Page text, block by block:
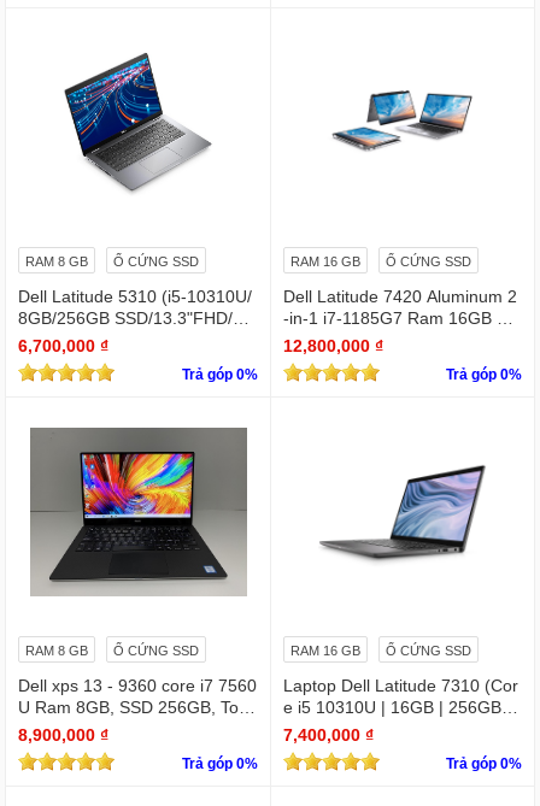
RAM 8 GB Ổ CỨNG SSD
Dell Latitude 5310 (i5-10310U/
8GB/256GB SSD/13.3"FHD/Wi
n11Pro)
6,700,000 ₫
Trả góp 0%
RAM 16 GB Ổ CỨNG SSD
Dell Latitude 7420 Aluminum 2
-in-1 i7-1185G7 Ram 16GB Ful
l HD TOUCH x360
12,800,000 ₫
Trả góp 0%
RAM 8 GB Ổ CỨNG SSD
Dell xps 13 - 9360 core i7 7560
U Ram 8GB, SSD 256GB, Touc
hscreen QHD (3200x1800)
8,900,000 ₫
Trả góp 0%
RAM 16 GB Ổ CỨNG SSD
Laptop Dell Latitude 7310 (Cor
e i5 10310U | 16GB | 256GB | I
ntel UHD | 13.3 FHD
7,400,000 ₫
Trả góp 0%